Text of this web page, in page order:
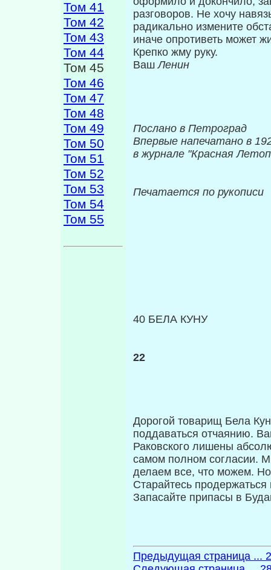
Том 41
Том 42
Том 43
Том 44
Том 45
Том 46
Том 47
Том 48
Том 49
Том 50
Том 51
Том 52
Том 53
Том 54
Том 55
разговоров. Не хочу
радикально измените
иначе опротиветь может
Крепко жму руку.
ВашЛенин
Послано в Петроград
Впервые напечатано в
в журнале "Красная
Печатается по рукописи
40 БЕЛА КУНУ
22
Дорогой товарищ Бела
поддаваться отчаянию.
Раковского лишены
самом полном согласии.
делаем все, что можем.
Старайтесь
Запасайте припасы в
Предыдущая страница ...